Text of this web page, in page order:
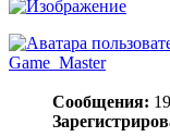
Game_Master
Сообщения: